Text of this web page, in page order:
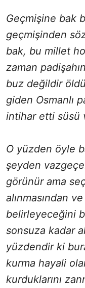
Geçmişine bak
geçmişinden
bak, bu millet
zaman
buz değildir
giden Osmanlı
intihar etti süsü
O yüzden öyle
şeyden
görünür ama
alınmasından
belirleyeceğini
sonsuza kadar
yüzdendir ki
kurma hayali
kurduklarını